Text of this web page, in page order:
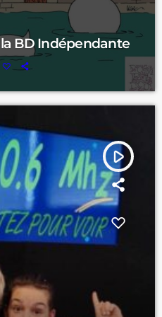
BD Indépendante
play_arrow